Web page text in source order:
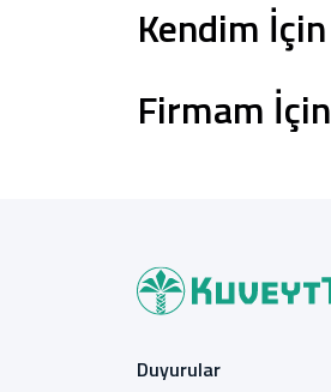
Sağlam Kart
Yatırım Fonları
Kendim İçin
Firmam İçin
Duyurular